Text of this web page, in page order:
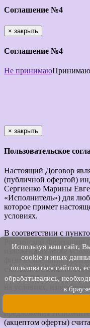
Используя наш cайт,
cookie и иных
пользоваться сайтом,
обрабатывались,
в
Соглашение №4
× закрыть
Соглашение №4
Не принимаюПринимаю
× закрыть
Пользовательское
Настоящий Договор
(публичной офертой)
Сергиенко Марины
«Исполнитель») для
которое примет
условиях.
В соответствии с
изложенных ниже
физическое лицо,
становится Заказчиком
438 ГК РФ Акцепт
на условиях,
Моментом полного и
предложения
(акцептом оферты)